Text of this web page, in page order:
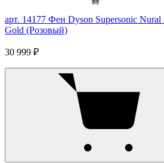
арт. 14177 Фен Dyson Supersonic Nural
Gold (Розовый)
30 999 ₽